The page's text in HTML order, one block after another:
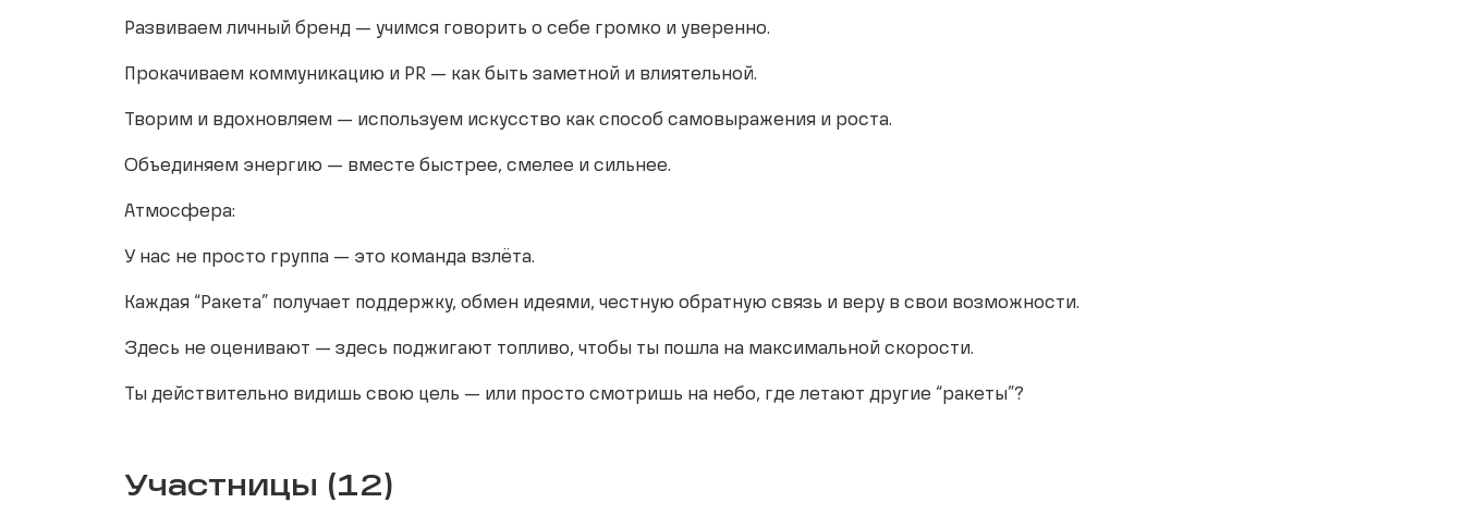
Развиваем личный бренд — учимся говорить о себе громко и уверенно.
Прокачиваем коммуникацию и PR — как быть заметной и влиятельной.
Творим и вдохновляем — используем искусство как способ самовыражения и роста.
Объединяем энергию — вместе быстрее, смелее и сильнее.
Атмосфера:
У нас не просто группа — это команда взлёта.
Каждая “Ракета” получает поддержку, обмен идеями, честную обратную связь и веру в свои возможности.
Здесь не оценивают — здесь поджигают топливо, чтобы ты пошла на максимальной скорости.
Ты действительно видишь свою цель — или просто смотришь на небо, где летают другие “ракеты”?
Участницы (12)